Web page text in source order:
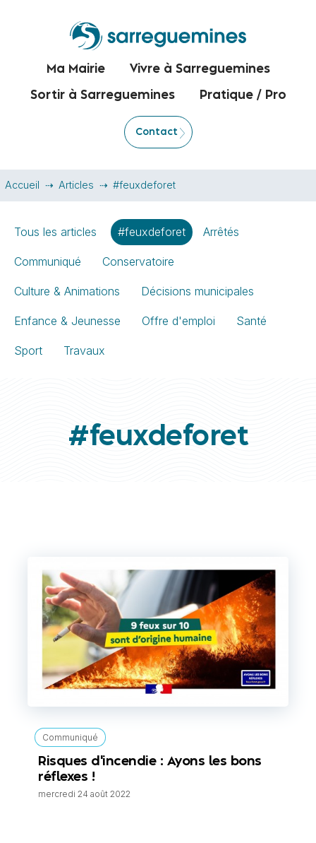
Ma Mairie Vivre à Sarreguemines
Sortir à Sarreguemines Pratique / Pro
Contact
Accueil Articles #feuxdeforet
Tous les articles #feuxdeforet Arrêtés
Communiqué Conservatoire
Culture & Animations Décisions municipales
Enfance & Jeunesse Offre d'emploi Santé
Sport Travaux
#feuxdeforet
Communiqué
Risques d'incendie : Ayons les bons
réflexes !
mercredi 24 août 2022